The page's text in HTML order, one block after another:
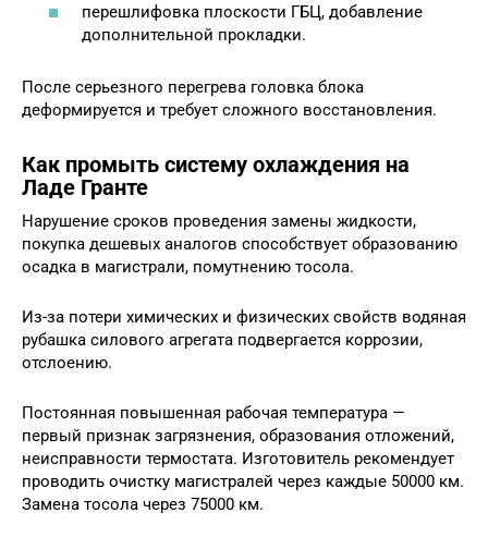
перешлифовка плоскости ГБЦ, добавление
дополнительной прокладки.
После серьезного перегрева головка блока
деформируется и требует сложного восстановления.
Как промыть систему охлаждения на
Ладе Гранте
Нарушение сроков проведения замены жидкости,
покупка дешевых аналогов способствует образованию
осадка в магистрали, помутнению тосола.
Из-за потери химических и физических свойств водяная
рубашка силового агрегата подвергается коррозии,
отслоению.
Постоянная повышенная рабочая температура —
первый признак загрязнения, образования отложений,
неисправности термостата. Изготовитель рекомендует
проводить очистку магистралей через каждые 50000 км.
Замена тосола через 75000 км.